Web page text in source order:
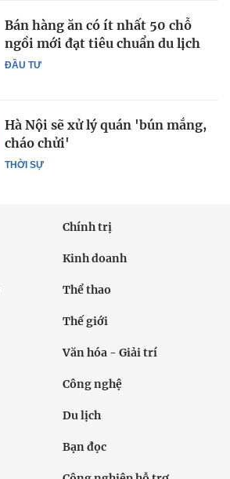
ĐẦU TƯ
Bán hàng ăn có ít nhất 50 chỗ
ngồi mới đạt tiêu chuẩn du lịch
THỜI SỰ
Hà Nội sẽ xử lý quán 'bún mắng,
cháo chửi'
Chính trị
Kinh doanh
Thể thao
Thế giới
Văn hóa - Giải trí
Công nghệ
Du lịch
Bạn đọc